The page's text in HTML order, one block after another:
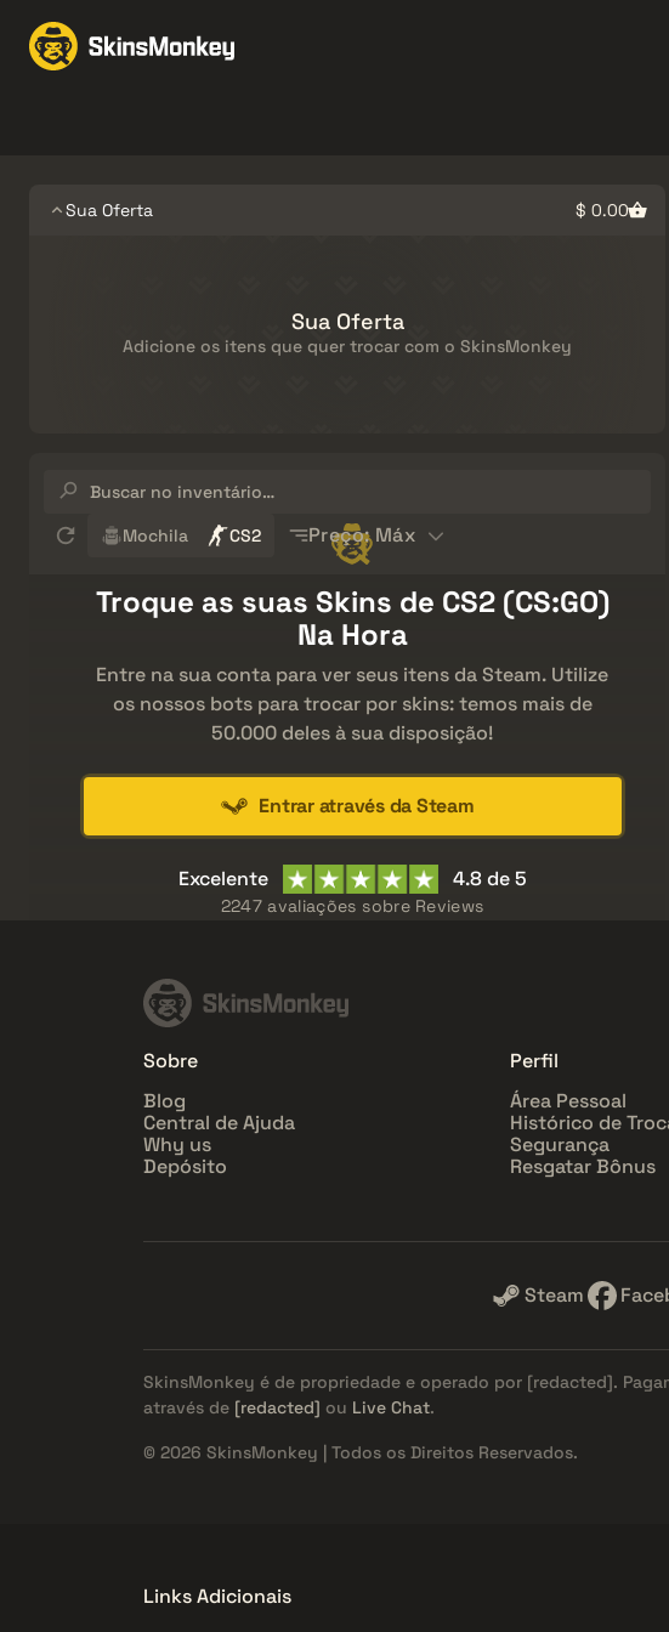
$ 0.00
Sua Oferta
Sua Oferta
Adicione os itens que quer trocar com o SkinsMonkey
Mochila CS2 Preço: Máx
Buscar no
inventário…
Troque as suas Skins de CS2 (CS:GO)
Na Hora
Entre na sua conta para ver seus itens da Steam. Utilize
os nossos bots para trocar por skins: temos mais de
50.000 deles à sua disposição!
Entrar através da Steam
Excelente 4.8 de 5
2247 avaliações sobre Reviews
Sobre
Blog
Central de Ajuda
Why us
Depósito
Perfil
Área Pessoal
Histórico de
Segurança
Resgatar Bônus
Steam
SkinsMonkey é de propriedade e operado por [redacted].
através de [redacted] ou Live Chat.
© 2026 SkinsMonkey | Todos os Direitos Reservados.
Links Adicionais